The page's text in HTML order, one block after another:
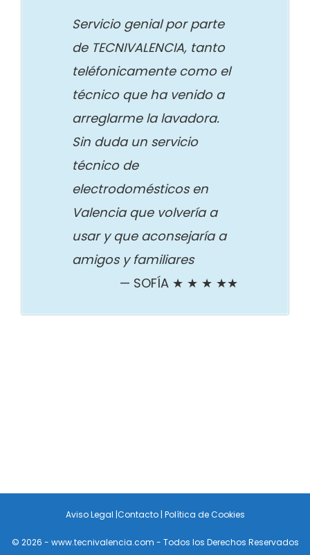
Servicio genial por parte
de TECNIVALENCIA, tanto
teléfonicamente como el
técnico que ha venido a
arreglarme la lavadora.
Sin duda un servicio
técnico de
electrodomésticos en
Valencia que volvería a
usar y que aconsejaría a
amigos y familiares
SOFÍA ★ ★ ★ ★★
Aviso Legal |Contacto| Política de Cookies
© 2026 - www.tecnivalencia.com - Todos los Derechos Reservados